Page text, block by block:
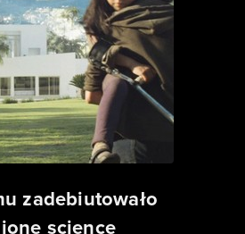
zadebiutowało
science